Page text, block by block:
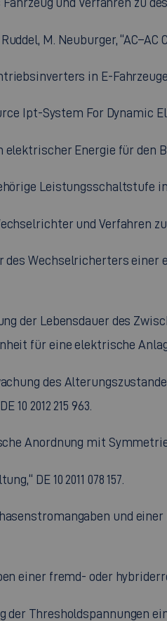
M. Neuburger, “AC–AC
in E-Fahrzeugen
Ipt-System For Dynamic
Energie für den
Leistungsschaltstufe in
und Verfahren
des Wechselricherters
der Lebensdauer des
für eine elektrische Anlage,"
des
2012 215 963.
Anordnung mit
DE 10 2011 078 157.
und
einer fremd- oder
Thresholdspannungen